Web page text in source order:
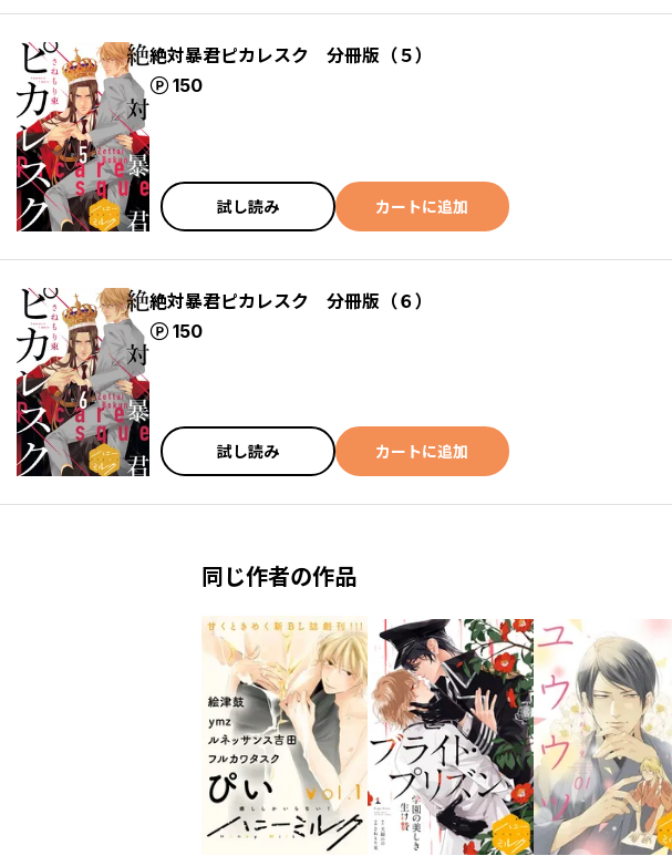
絶対暴君ピカレスク 分冊版（５）
150
ポイント
試し読み カートに追加
絶対暴君ピカレスク 分冊版（６）
150
ポイント
試し読み カートに追加
同じ作者の作品